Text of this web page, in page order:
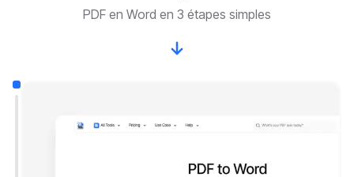
PDF en Word en 3 étapes simples